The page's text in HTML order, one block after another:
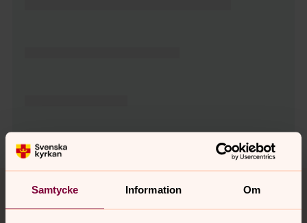
Samtycke Information Om
Tillbaka till toppen
Tillbaka till innehållet